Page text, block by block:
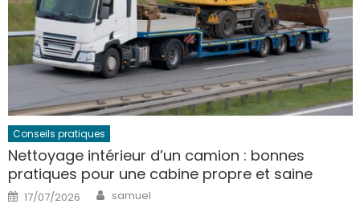
Conseils pratiques
Nettoyage intérieur d’un camion : bonnes
pratiques pour une cabine propre et saine
Posted
on
17/07/2026 Author
samuel